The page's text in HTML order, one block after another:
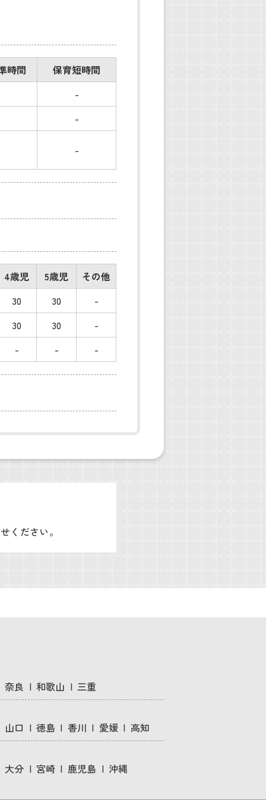
時間
保育短時間
-
-
-
4歳児 5歳児
その他
30
30
-
30
30
-
-
- -
ください。
奈良 和歌山 三重
山口 徳島 香川 愛媛 高知
大分 宮崎 鹿児島 沖縄